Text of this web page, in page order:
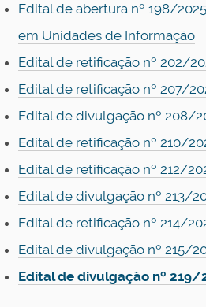
Edital de abertura nº 198/
em Unidades de Informação
Edital de retificação nº 202/
Edital de retificação nº 207/
Edital de divulgação nº 208/
Edital de retificação nº 210/
Edital de retificação nº 212/
Edital de divulgação nº 213/
Edital de retificação nº 214/
Edital de divulgação nº 215/
Edital de divulgação nº